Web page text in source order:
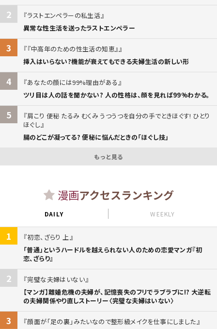
2
ラストエンペラーの私生活
異常な性生活を送ったラストエンペラー
3
『中高年のための性生活の知恵』
挿入はいらない?機能が衰えてもできる夫婦生活の新しい形
4
あなたの顔には99%理由がある
ツリ目は人の話を聞かない? 人の性格は、顔を見れば99%わかる。
5
肩こり 便秘 たるみ むくみ うつうつを自分の手でときほぐす! ひとり
ほぐし
腸のどこが凝ってる? 便秘に悩んだときの「ほぐし技」
もっと見る
漫画アクセスランキング
DAILY WEEKLY
1
初恋、ざらり 上
「普通」というハードルを越えられない人のための恋愛マンガ『初
恋、ざらり』
2
完璧な夫婦はいない
【マンガ】離婚危機の夫婦が、記憶喪失のフリでラブラブに!? 大逆転
の夫婦関係やり直しストーリー〈完璧な夫婦はいない〉
3
顔面が「足の裏」みたいなので整形級メイクを仕事にしました